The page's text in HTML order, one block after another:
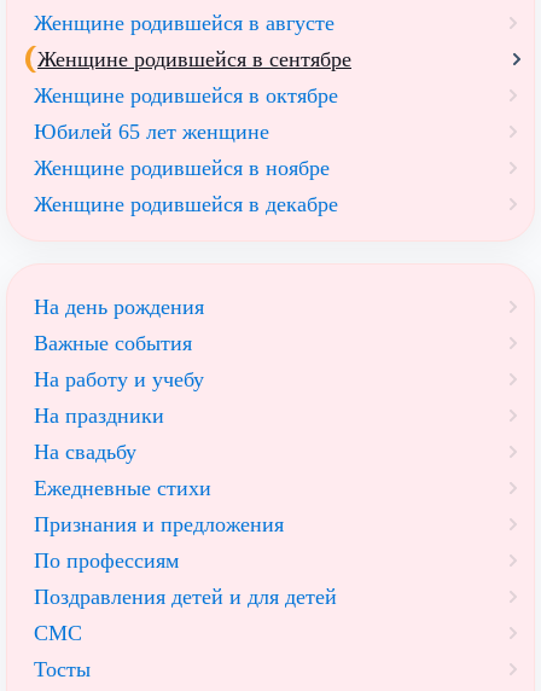
Женщине родившейся в августе
Женщине родившейся в сентябре
Женщине родившейся в октябре
Юбилей 65 лет женщине
Женщине родившейся в ноябре
Женщине родившейся в декабре
На день рождения
Важные события
На работу и учебу
На праздники
На свадьбу
Ежедневные стихи
Признания и предложения
По профессиям
Поздравления детей и для детей
СМС
Тосты